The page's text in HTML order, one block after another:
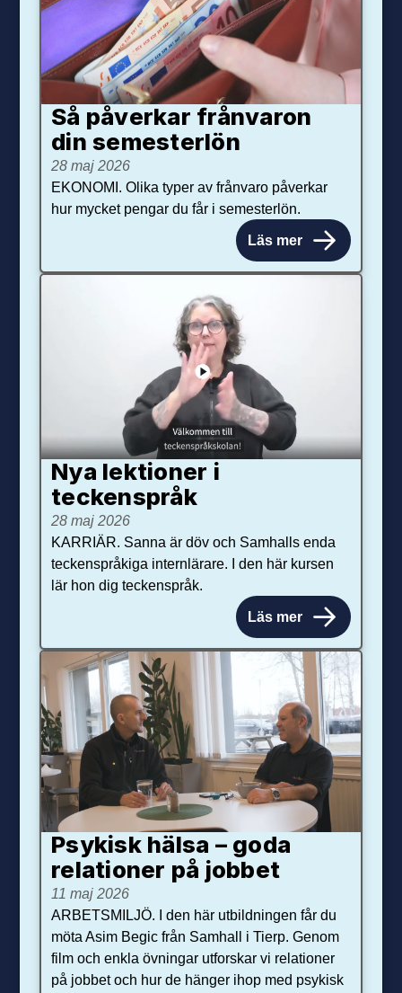
Så påverkar från­varon
din semester­lön
28 maj 2026
EKONOMI. Olika typer av frånvaro påverkar
hur mycket pengar du får i semesterlön.
Läs mer
Nya lektioner i
teckenspråk
28 maj 2026
KARRIÄR. Sanna är döv och Samhalls enda
teckenspråkiga internlärare. I den här kursen
lär hon dig teckenspråk.
Läs mer
Psykisk hälsa – goda
relationer på jobbet
11 maj 2026
ARBETSMILJÖ. I den här utbildningen får du
möta Asim Begic från Samhall i Tierp. Genom
film och enkla övningar utforskar vi relationer
på jobbet och hur de hänger ihop med psykisk